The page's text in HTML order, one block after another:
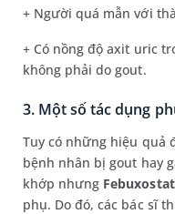
+ Người quá mẫn với
+ Có nồng độ axit uric
không phải do gout.
3. Một số tác dụng
Tuy có những hiệu quả
bệnh nhân bị gout hay
khớp nhưng Febuxostat
phụ. Do đó, các bác sĩ